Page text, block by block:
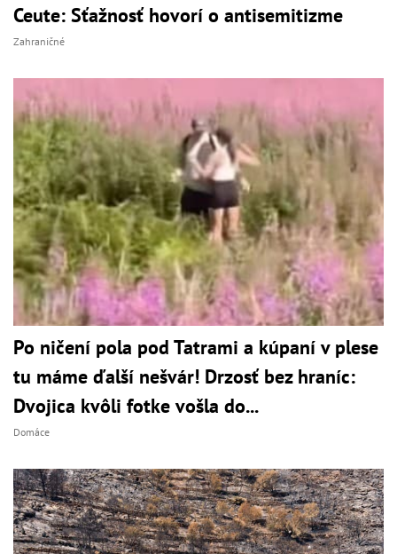
Ceute: Sťažnosť hovorí o antisemitizme
Zahraničné
Po ničení pola pod Tatrami a kúpaní v plese
tu máme ďalší nešvár! Drzosť bez hraníc:
Dvojica kvôli fotke vošla do...
Domáce